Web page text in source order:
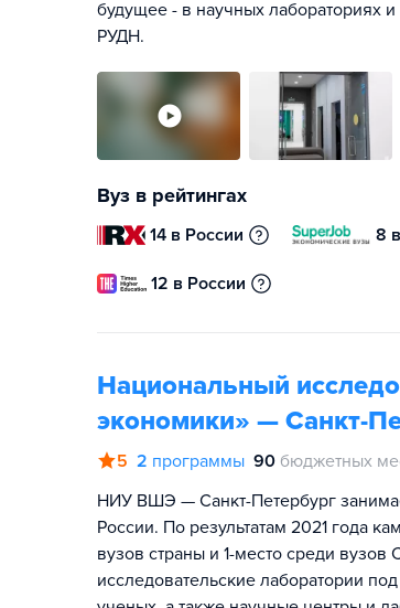
будущее - в научных лабораториях
РУДН.
Вуз в рейтингах
14 в России 8
12 в России
Национальный
экономики» — Санкт-
5 2 программы 90 бюджетных
НИУ ВШЭ — Санкт-Петербург
России. По результатам 2021 года
вузов страны и 1-место среди
исследовательские лаборатории